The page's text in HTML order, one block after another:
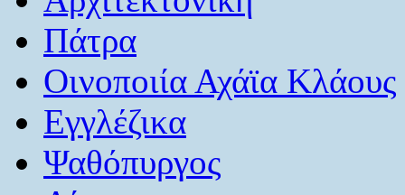
Πάτρα
Οινοποιία Αχάϊα Κλάους
Εγγλέζικα
Ψαθόπυργος